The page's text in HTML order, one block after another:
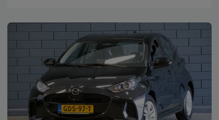
Bekijk deze auto